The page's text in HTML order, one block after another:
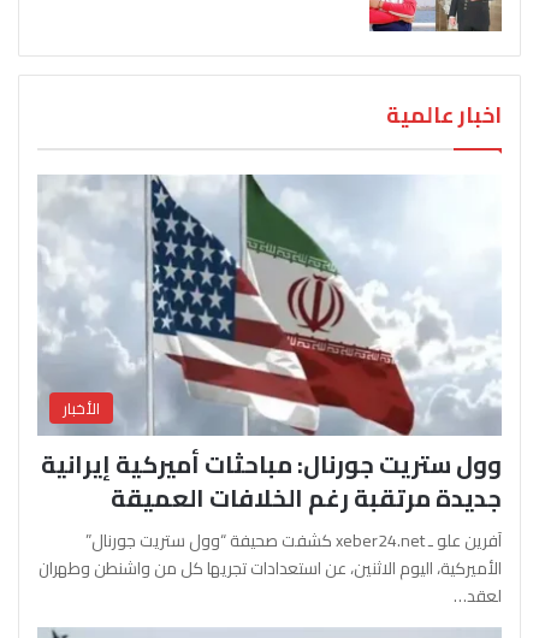
اخبار عالمية
الأخبار
وول ستريت جورنال: مباحثات أميركية إيرانية
جديدة مرتقبة رغم الخلافات العميقة
آفرين علو ـ xeber24.net كشفت صحيفة “وول ستريت جورنال”
الأميركية، اليوم الاثنين، عن استعدادات تجريها كل من واشنطن وطهران
لعقد…